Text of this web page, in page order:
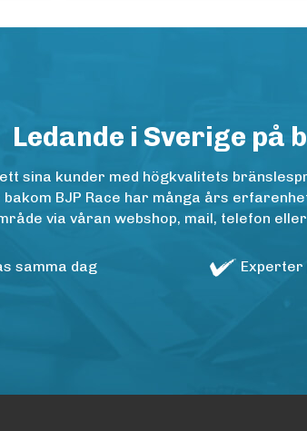
Ledande i Sverige på
sina kunder med högkvalitets
BJP Race har många års
via våran webshop, mail, telefon
samma dag Experter